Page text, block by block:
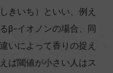
きいち）といい、例え
β-イオノンの場合、同
いによって香りの捉え
ば閾値が小さい人はス